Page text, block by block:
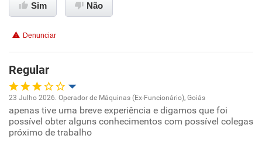
Benefícios
Recomenda esta empresa
Recomenda a diretoria
Sim Não
Denunciar
Regular
Oportunidade de promoção
23 Julho 2026. Operador de Máquinas (Ex-Funcionário), Goiás
apenas tive uma breve experiência e digamos que foi
possível obter alguns conhecimentos com possível colegas
próximo de trabalho